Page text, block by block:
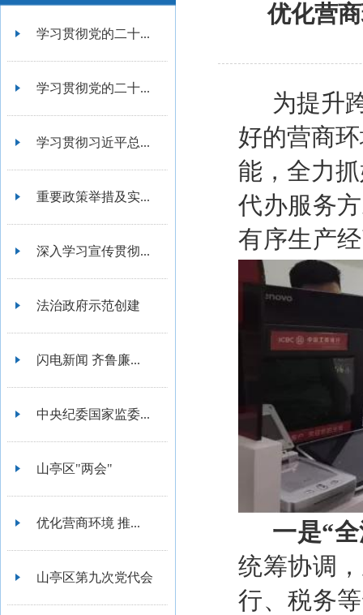
学习贯彻党的二十...
学习贯彻党的二十...
学习贯彻习近平总...
重要政策举措及实...
深入学习宣传贯彻...
法治政府示范创建
闪电新闻 齐鲁廉...
中央纪委国家监委...
山亭区"两会"
优化营商环境 推...
山亭区第九次党代会
优化营
为提升
好的营商
能，全力
代办服务
有序生产
一是“
统筹协调，
行、税务